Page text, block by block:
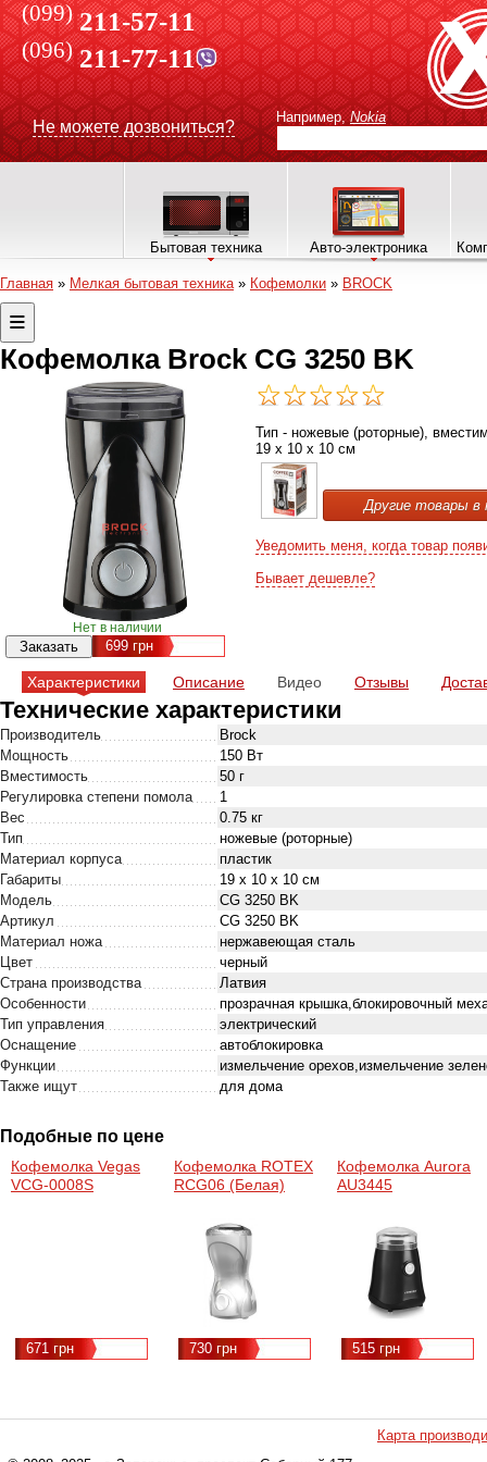
(099) 211-57-11
(096)211-77-11
Не можете дозвониться?
Например, Nokia
Бытовая техника Авто-электроника
Главная » Мелкая бытовая техника» Кофемолки » BROCK
Кофемолка Brock CG 3250 BK
Нет в наличии
699грн
Тип - ножевые (роторные),
19 х 10 х 10 см
Другие товары в
Уведомить меня, когда товар
Бывает дешевле?
Характеристики Описание Видео Отзывы
Технические характеристики
Производитель
Brock
Мощность
150 Вт
Вместимость
50 г
Регулировка степени помола
1
Вес
0.75 кг
Тип
ножевые (роторные)
Материал корпуса
пластик
Габариты
19 х 10 х 10 см
Модель
CG 3250 BK
Артикул
CG 3250 BK
Материал ножа
нержавеющая сталь
Цвет
черный
Страна производства
Латвия
Особенности
прозрачная крышка,блокировочный
Тип управления
электрический
Оснащение
автоблокировка
Функции
измельчение орехов,измельчение
Также ищут
для дома
Подобные по цене
Кофемолка Vegas
VCG-0008S
671 грн
Кофемолка ROTEX
RCG06 (Белая)
730 грн
Кофемолка Aurora
AU3445
515 грн
Карта